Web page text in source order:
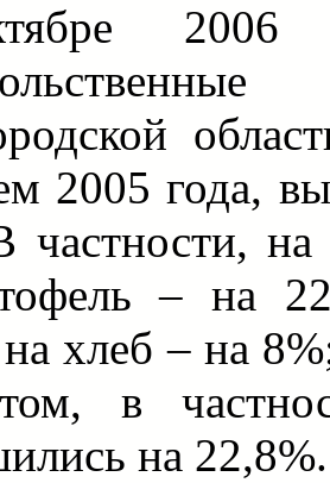
2005 года,
частности,
– на
хлеб – на
в
на 22,8%.